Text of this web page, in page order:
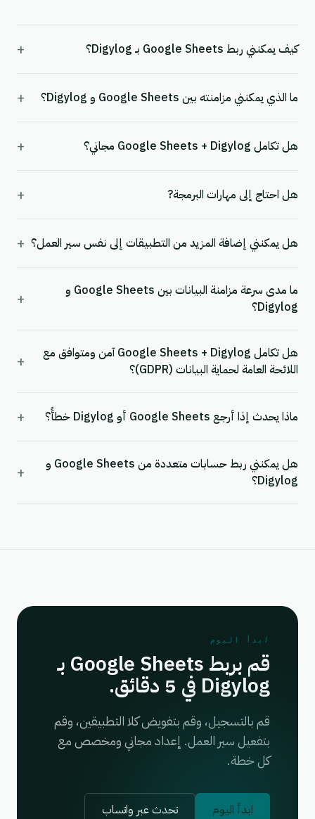
كيف يمكنني ربط Google Sheets بـ Digylog؟ +
ما الذي يمكنني مزامنته بين Google Sheets و Digylog؟ +
هل تكامل Google Sheets + Digylog مجاني؟ +
هل احتاج إلى مهارات البرمجة? +
هل يمكنني إضافة المزيد من التطبيقات إلى نفس سير العمل؟ +
ما مدى سرعة مزامنة البيانات بين Google Sheets و
Digylog؟
+
هل تكامل Google Sheets + Digylog آمن ومتوافق مع
اللائحة العامة لحماية البيانات (GDPR)؟
+
ماذا يحدث إذا أرجع Google Sheets أو Digylog خطأً؟ +
هل يمكنني ربط حسابات متعددة من Google Sheets و
Digylog؟
+
ابدأ اليوم
قم بربط Google Sheets بـ
Digylog في 5 دقائق.
قم بالتسجيل، وقم بتفويض كلا التطبيقين، وقم
بتفعيل سير العمل. إعداد مجاني ومخصص مع
كل خطة.
ابدأ اليوم تحدث عبر واتساب